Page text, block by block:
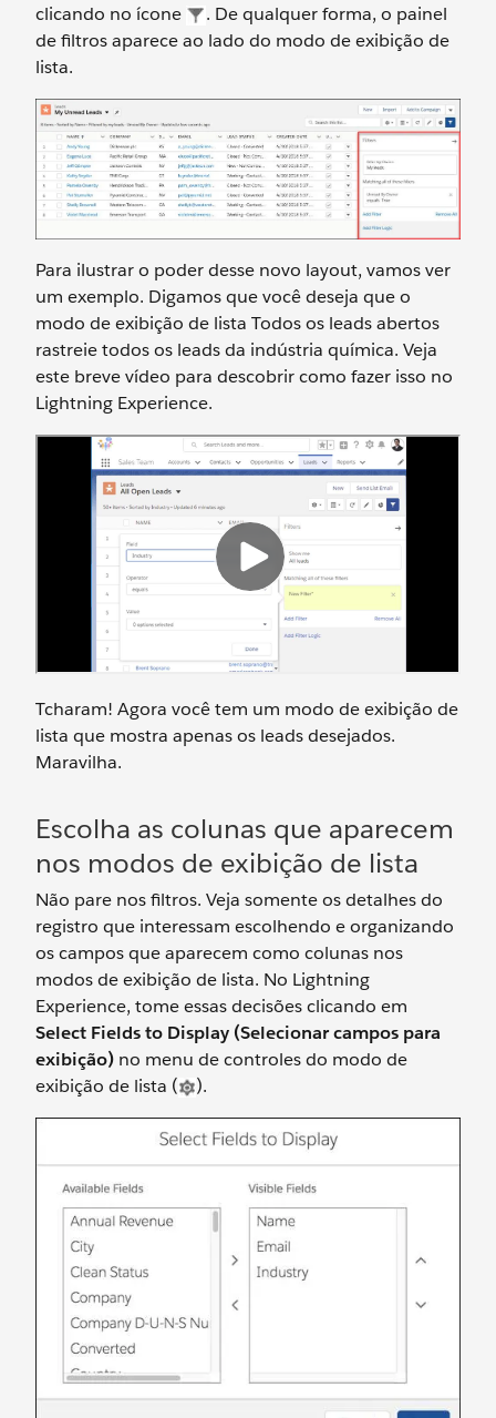
clicando no ícone
. De qualquer forma, o painel
de filtros aparece ao lado do modo de exibição de
lista.
Para ilustrar o poder desse novo layout, vamos ver
um exemplo. Digamos que você deseja que o
modo de exibição de lista Todos os leads abertos
rastreie todos os leads da indústria química. Veja
este breve vídeo para descobrir como fazer isso no
Lightning Experience.
Tcharam! Agora você tem um modo de exibição de
lista que mostra apenas os leads desejados.
Maravilha.
Escolha as colunas que aparecem
nos modos de exibição de lista
Não pare nos filtros. Veja somente os detalhes do
registro que interessam escolhendo e organizando
os campos que aparecem como colunas nos
modos de exibição de lista. No Lightning
Experience, tome essas decisões clicando em
Select Fields to Display (Selecionar campos para
exibição) no menu de controles do modo de
exibição de lista (
).